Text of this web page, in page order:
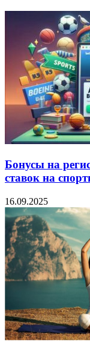
Бонусы на
ставок на
16.09.2025